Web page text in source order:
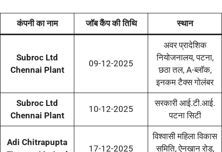
कंपनी का नाम जॉब कैंप की तिथि स्थान
Subroc Ltd
Chennai Plant
09-12-2025
अवर प्रादेशिक
नियोजनालय, पटना,
छठा तल, A-ब्लॉक,
इनकम टैक्स गोलंबर
Subroc Ltd
Chennai Plant
10-12-2025
सरकारी आई.टी.आई.
पटना सिटी
Adi Chitrapupta
17-12-2025
विश्वासी महिला विकास
समिति, ऐनखान रोड,